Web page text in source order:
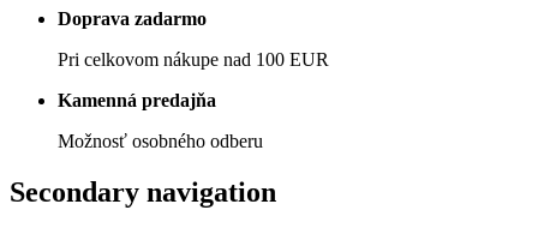
Doprava zadarmo
Pri celkovom nákupe nad 100 EUR
Kamenná predajňa
Možnosť osobného odberu
Secondary navigation